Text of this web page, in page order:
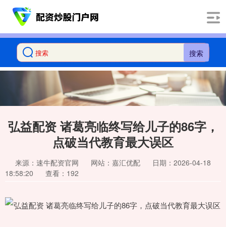
搜索
弘益配资 诸葛亮临终写给儿子的86字，
点破当代教育最大误区
来源：速牛配资官网 网站：嘉汇优配
日期：2026-04-18
18:58:20
查看：192